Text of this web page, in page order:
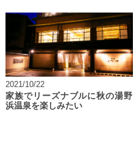
2021/10/22
家族でリーズナブルに秋の湯野
浜温泉を楽しみたい